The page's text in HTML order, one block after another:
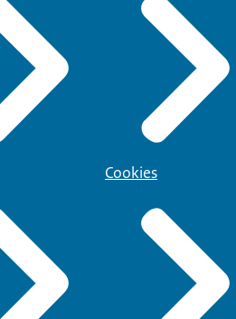
Cookies